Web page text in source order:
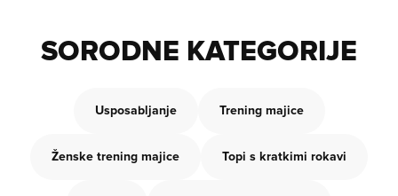
SORODNE KATEGORIJE
Usposabljanje Trening majice
Ženske trening majice Topi s kratkimi rokavi